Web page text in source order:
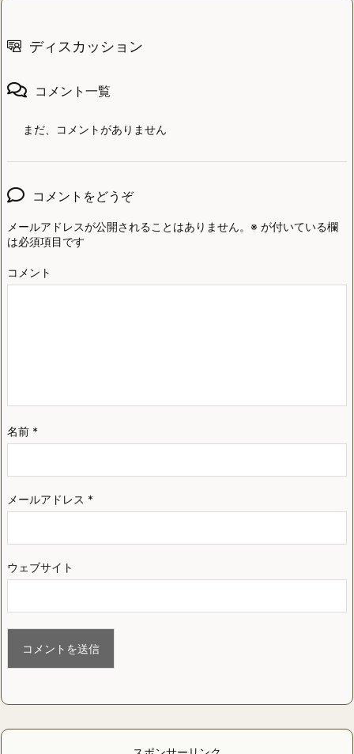
ディスカッション
コメント一覧
まだ、コメントがありません
コメントをどうぞ
メールアドレスが公開されることはありません。 ※ が付いている欄
は必須項目です
コメント
名前 *
メールアドレス *
ウェブサイト